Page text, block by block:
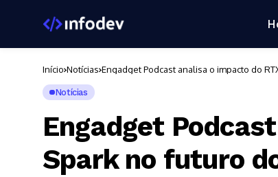
Início Notícias Engadget Podcast analisa o impacto do
Notícias
Engadget
Spark no futuro